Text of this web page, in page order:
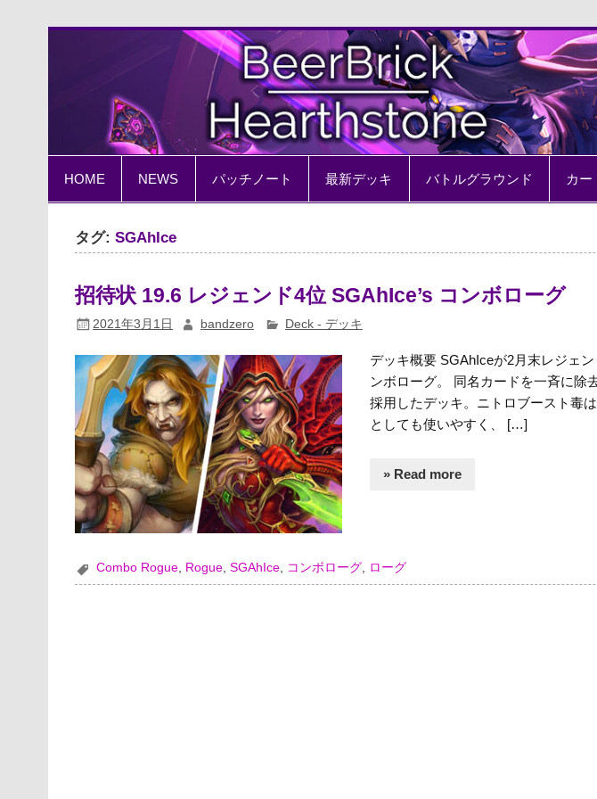
BeerBrick Hearthstone
ハースストーン情報サイト
HOME NEWS パッチノート 最新デッキ バトルグラウンド カー
タグ:SGAhIce
招待状 19.6 レジェンド4位 SGAhIce’s コンボローグ
2021年3月1日 bandzero Deck - デッキ
デッキ概要 SGAhIceが2月末レジェ
ンボローグ。 同名カードを一斉に除
採用したデッキ。ニトロブースト毒
としても使いやすく、 […]
» Read more
Combo Rogue, Rogue,SGAhIce, コンボローグ, ローグ